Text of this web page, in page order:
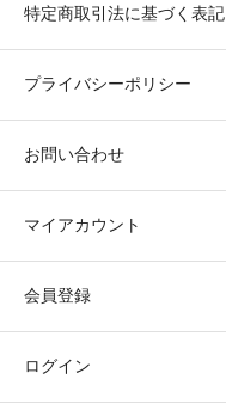
特定商取引法に基づく表記
プライバシーポリシー
お問い合わせ
マイアカウント
会員登録
ログイン